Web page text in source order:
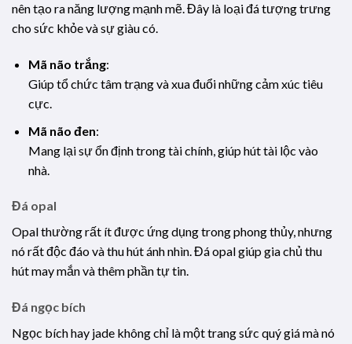
nên tạo ra năng lượng mạnh mẽ. Đây là loại đá tượng trưng
cho sức khỏe và sự giàu có.
Mã não trắng:
Giúp tổ chức tâm trạng và xua đuổi những cảm xúc tiêu
cực.
Mã não đen:
Mang lại sự ổn định trong tài chính, giúp hút tài lộc vào
nhà.
Đá opal
Opal thường rất ít được ứng dụng trong phong thủy, nhưng
nó rất độc đáo và thu hút ánh nhìn. Đá opal giúp gia chủ thu
hút may mắn và thêm phần tự tin.
Đá ngọc bích
Ngọc bích hay jade không chỉ là một trang sức quý giá mà nó